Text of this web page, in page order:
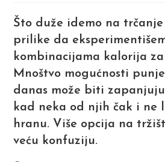
Što duže idemo na
prilike da
kombinacijama kalorija
Mnoštvo mogućnosti
danas može biti
kad neka od njih čak i ne
hranu. Više opcija na
veću konfuziju.